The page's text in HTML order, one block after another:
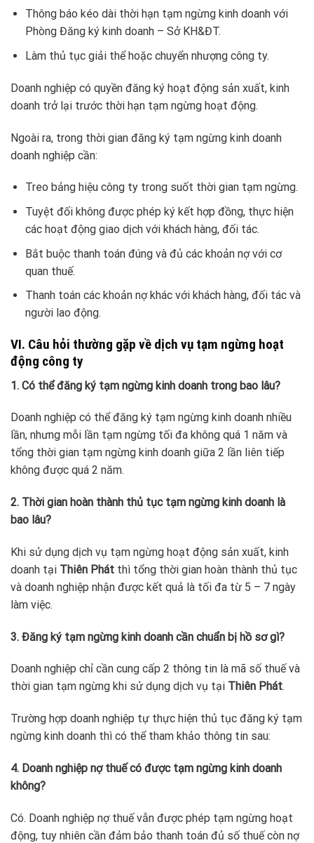
Thông báo kéo dài thời hạn tạm ngừng kinh doanh với
Phòng Đăng ký kinh doanh – Sở KH&ĐT.
Làm thủ tục giải thể hoặc chuyển nhượng công ty.
Doanh nghiệp có quyền đăng ký hoạt động sản xuất, kinh
doanh trở lại trước thời hạn tạm ngừng hoạt động.
Ngoài ra, trong thời gian đăng ký tạm ngừng kinh doanh
doanh nghiệp cần:
Treo bảng hiệu công ty trong suốt thời gian tạm ngừng.
Tuyệt đối không được phép ký kết hợp đồng, thực hiện
các hoạt động giao dịch với khách hàng, đối tác.
Bắt buộc thanh toán đúng và đủ các khoản nợ với cơ
quan thuế.
Thanh toán các khoản nợ khác với khách hàng, đối tác và
người lao động.
VI. Câu hỏi thường gặp về dịch vụ tạm ngừng hoạt
động công ty
1. Có thể đăng ký tạm ngừng kinh doanh trong bao lâu?
Doanh nghiệp có thể đăng ký tạm ngừng kinh doanh nhiều
lần, nhưng mỗi lần tạm ngừng tối đa không quá 1 năm và
tổng thời gian tạm ngừng kinh doanh giữa 2 lần liên tiếp
không được quá 2 năm.
2. Thời gian hoàn thành thủ tục tạm ngừng kinh doanh là
bao lâu?
Khi sử dụng dịch vụ tạm ngừng hoạt động sản xuất, kinh
doanh tại Thiên Phát thì tổng thời gian hoàn thành thủ tục
và doanh nghiệp nhận được kết quả là tối đa từ 5 – 7 ngày
làm việc.
3. Đăng ký tạm ngừng kinh doanh cần chuẩn bị hồ sơ gì?
Doanh nghiệp chỉ cần cung cấp 2 thông tin là mã số thuế và
thời gian tạm ngừng khi sử dụng dịch vụ tại Thiên Phát.
Trường hợp doanh nghiệp tự thực hiện thủ tục đăng ký tạm
ngừng kinh doanh thì có thể tham khảo thông tin sau:
4. Doanh nghiệp nợ thuế có được tạm ngừng kinh doanh
không?
Có. Doanh nghiệp nợ thuế vẫn được phép tạm ngừng hoạt
động, tuy nhiên cần đảm bảo thanh toán đủ số thuế còn nợ